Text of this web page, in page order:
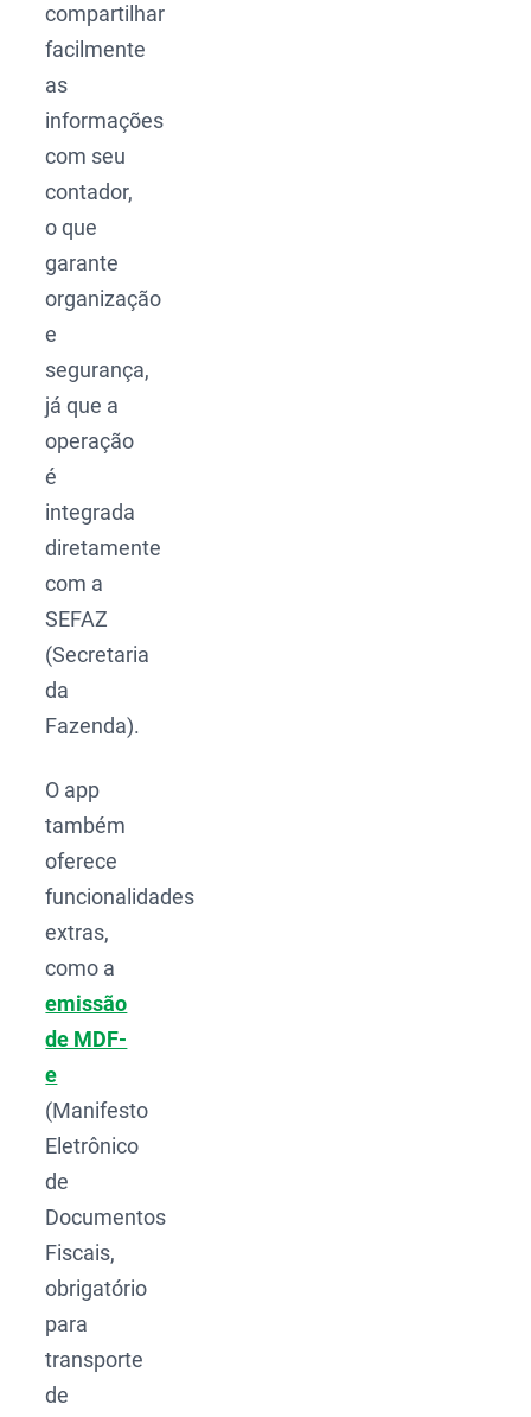
compartilhar
facilmente
as
informações
com seu
contador,
o que
garante
organização
e
segurança,
já que a
operação
é
integrada
diretamente
com a
SEFAZ
(Secretaria
da
Fazenda).
O app
também
oferece
funcionalidades
extras,
como a
emissão
de MDF-
e
(Manifesto
Eletrônico
de
Documentos
Fiscais,
obrigatório
para
transporte
de